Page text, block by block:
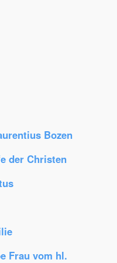
Bozen
der Christen
Frau vom hl.